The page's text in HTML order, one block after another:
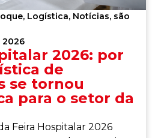
, Logística, Notícias, são
2026
2026: por
de
se tornou
para o setor da
Feira Hospitalar 2026